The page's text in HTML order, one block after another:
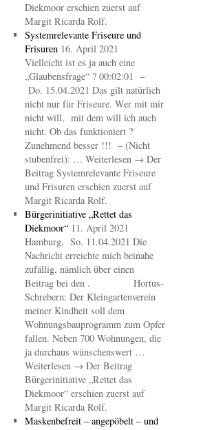
Diekmoor erschien zuerst auf
Margit Ricarda Rolf.
Systemrelevante Friseure und
Frisuren 16. April 2021
Vielleicht ist es ja auch eine
„Glaubensfrage“ ? 00:02:01 –
Do. 15.04.2021 Das gilt natürlich
nicht nur für Friseure. Wer mit mir
nicht will, mit dem will ich auch
nicht. Ob das funktioniert ?
Zunehmend besser !!! – (Nicht
stubenfrei): … Weiterlesen → Der
Beitrag Systemrelevante Friseure
und Frisuren erschien zuerst auf
Margit Ricarda Rolf.
Bürgerinitiative „Rettet das
Diekmoor“ 11. April 2021
Hamburg, So. 11.04.2021 Die
Nachricht erreichte mich beinahe
zufällig, nämlich über einen
Beitrag bei den . Hortus-
Schrebern: Der Kleingartenverein
meiner Kindheit soll dem
Wohnungsbauprogramm zum Opfer
fallen. Neben 700 Wohnungen, die
ja durchaus wünschenswert …
Weiterlesen → Der Beitrag
Bürgerinitiative „Rettet das
Diekmoor“ erschien zuerst auf
Margit Ricarda Rolf.
Maskenbefreit – angepöbelt – und